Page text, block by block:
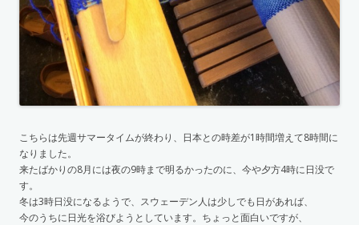
こちらは先週サマータイムが終わり、日本との時差が1時間増えて8時間に
なりました。
来たばかりの8月には夜の9時まで明るかったのに、今や夕方4時に日没で
す。
冬は3時日没になるようで、スウェーデン人は少しでも日があれば、
今のうちに日光を浴びようとしています。ちょっと面白いですが、